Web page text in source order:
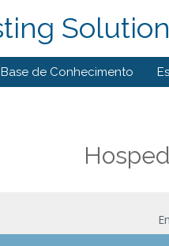
Base de Conhecimento